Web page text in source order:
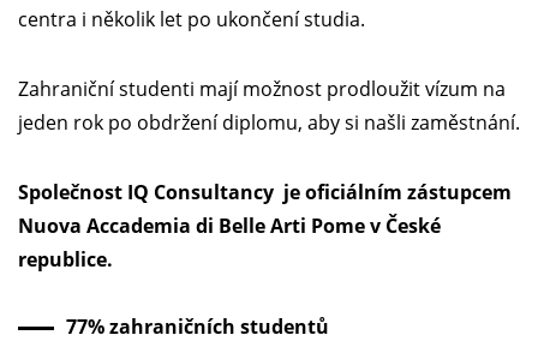
centra i několik let po ukončení studia.
Zahraniční studenti mají možnost prodloužit vízum na
jeden rok po obdržení diplomu, aby si našli zaměstnání.
Společnost IQ Consultancy je oficiálním zástupcem
Nuova Accademia di Belle Arti Pome v České
republice.
77% zahraničních studentů